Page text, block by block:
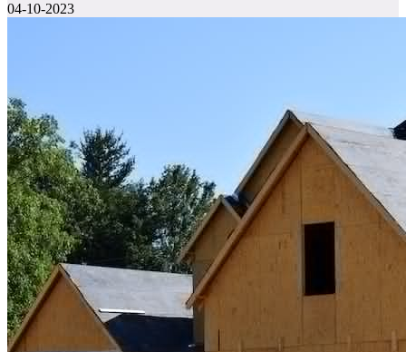
04-10-2023